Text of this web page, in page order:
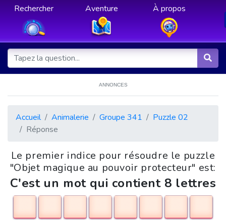
Rechercher Aventure À propos
ANNONCES
Accueil Animalerie Groupe 341
Puzzle 02
Réponse
Le premier indice pour résoudre le puzzle
"Objet magique au pouvoir protecteur" est:
C'est un mot qui contient 8 lettres